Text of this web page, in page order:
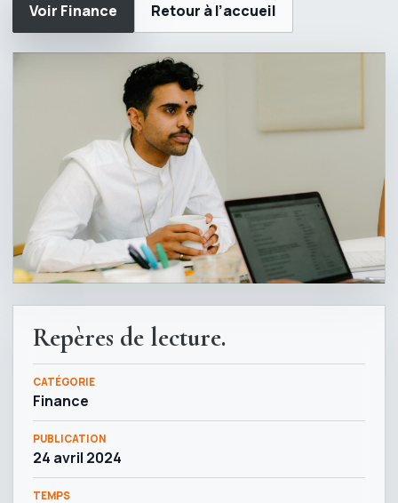
Voir Finance Retour à l’accueil
Repères de lecture.
CATÉGORIE
Finance
PUBLICATION
24 avril 2024
TEMPS